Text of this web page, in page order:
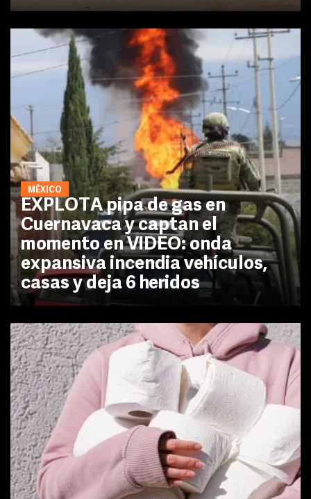
MÉXICO
EXPLOTA pipa de gas en
Cuernavaca y captan el
momento en VIDEO: onda
expansiva incendia vehículos,
casas y deja 6 heridos